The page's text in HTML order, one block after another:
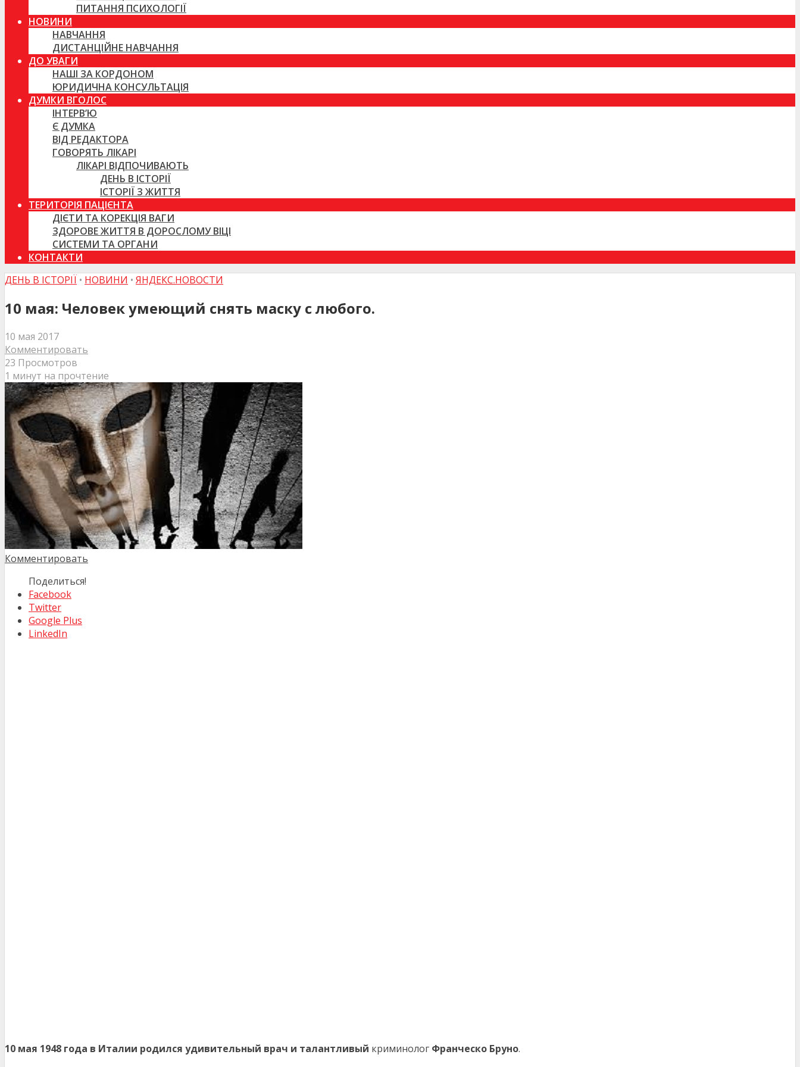
ПИТАННЯ ПСИХОЛОГІЇ
НОВИНИ
НАВЧАННЯ
ДИСТАНЦІЙНЕ НАВЧАННЯ
ДО УВАГИ
НАШІ ЗА КОРДОНОМ
ЮРИДИЧНА КОНСУЛЬТАЦІЯ
ДУМКИ ВГОЛОС
ІНТЕРВ’Ю
Є ДУМКА
ВІД РЕДАКТОРА
ГОВОРЯТЬ ЛІКАРІ
ЛІКАРІ ВІДПОЧИВАЮТЬ
ДЕНЬ В ІСТОРІЇ
ІСТОРІЇ З ЖИТТЯ
ТЕРИТОРІЯ ПАЦІЄНТА
ДІЄТИ ТА КОРЕКЦІЯ ВАГИ
ЗДОРОВЕ ЖИТТЯ В ДОРОСЛОМУ ВІЦІ
СИСТЕМИ ТА ОРГАНИ
КОНТАКТИ
ДЕНЬ В ІСТОРІЇ • НОВИНИ • ЯНДЕКС.НОВОСТИ
10 мая: Человек умеющий снять маску с любого.
10 мая 2017
Комментировать
23 Просмотров
1 минут на прочтение
Комментировать
Поделиться!
Facebook
Twitter
Google Plus
LinkedIn
10 мая 1948 года в Италии родился удивительный врач и талантливый криминолог Франческо Бруно.